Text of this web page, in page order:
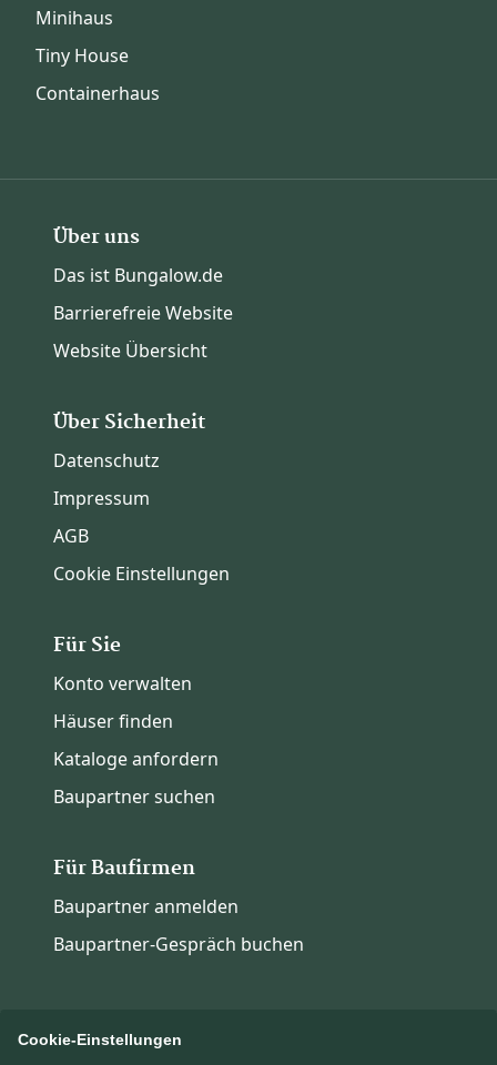
Minihaus
Tiny House
Containerhaus
Über uns
Das ist Bungalow.de
Barrierefreie Website
Website Übersicht
Über Sicherheit
Datenschutz
Impressum
AGB
Cookie Einstellungen
Für Sie
Konto verwalten
Häuser finden
Kataloge anfordern
Baupartner suchen
Für Baufirmen
Baupartner anmelden
Baupartner-Gespräch buchen
Cookie-Einstellungen